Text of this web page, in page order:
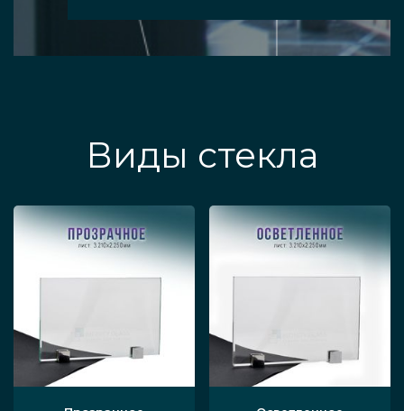
Виды стекла